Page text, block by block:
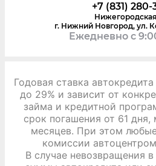
+7 (831) 280-
г. Нижний Новгород, ул.
Ежедневно с
Годовая ставка
до 29% и зависит от
займа и кредитной
срок погашения от 61
месяцев. При этом
комиссии
В случае невозвращения